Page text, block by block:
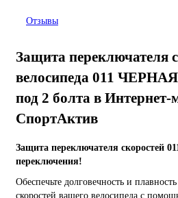
Отзывы
Защита переключателя
велосипеда 011 ЧЕРНАЯ
под 2 болта в Интернет-
СпортАктив
Защита переключателя скоростей
переключения!
Обеспечьте долговечность и
скоростей вашего велосипеда с